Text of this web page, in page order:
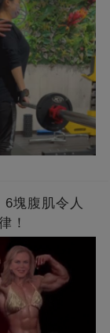
塊腹肌令人
！